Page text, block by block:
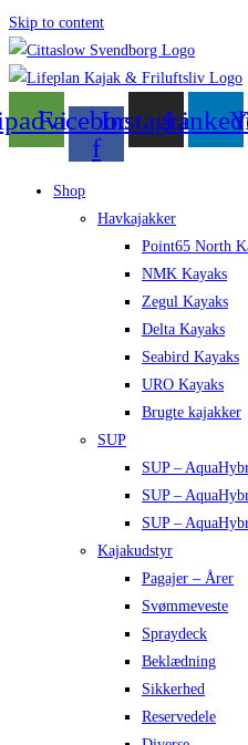
Skip to content
Facebook-
f
Instagram
Shop
Havkajakker
Point65 North
NMK Kayaks
Zegul Kayaks
Delta Kayaks
Seabird Kayaks
URO Kayaks
Brugte kajakker
SUP
SUP –
SUP –
SUP –
Kajakudstyr
Pagajer – Årer
Svømmeveste
Spraydeck
Beklædning
Sikkerhed
Reservedele